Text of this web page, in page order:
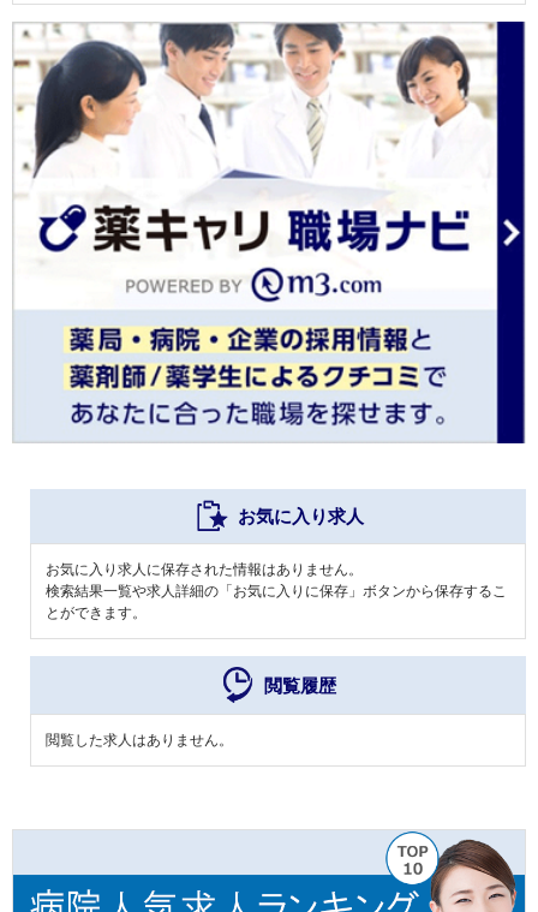
お気に入り求人
お気に入り求人に保存された情報はありません。
検索結果一覧や求人詳細の「お気に入りに保存」ボタンから保存するこ
とができます。
閲覧履歴
閲覧した求人はありません。